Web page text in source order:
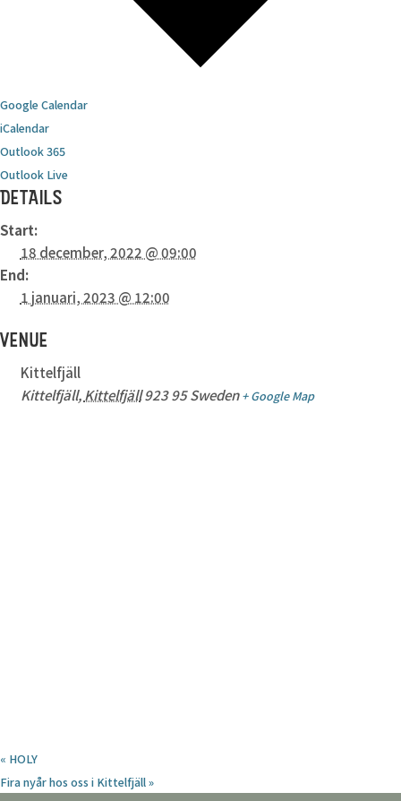
Google Calendar
iCalendar
Outlook 365
Outlook Live
DETAILS
Start:
18 december, 2022 @ 09:00
End:
1 januari, 2023 @ 12:00
VENUE
Kittelfjäll
Kittelfjäll, Kittelfjäll 923 95 Sweden + Google Map
« HOLY
Fira nyår hos oss i Kittelfjäll»